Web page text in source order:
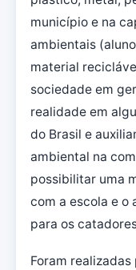
município e na
ambientais
material
sociedade em
realidade em
do Brasil e
ambiental na
possibilitar uma
com a escola e o
para os
Foram